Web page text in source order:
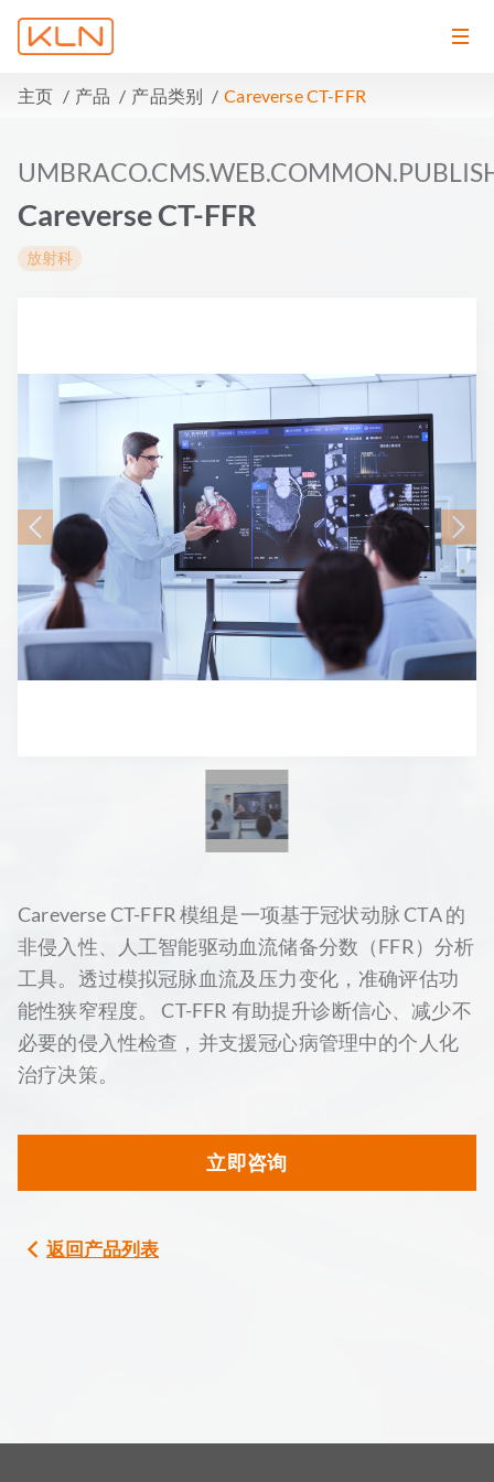
主页 产品 产品类别 Careverse CT-FFR
Careverse CT-FFR
放射科
Careverse CT-FFR 模组是一项基于冠状动脉 CTA 的
非侵入性、人工智能驱动血流储备分数（FFR）分析
工具。透过模拟冠脉血流及压力变化，准确评估功
能性狭窄程度。 CT-FFR 有助提升诊断信心、减少不
必要的侵入性检查，并支援冠心病管理中的个人化
治疗决策。
立即咨询
返回产品列表